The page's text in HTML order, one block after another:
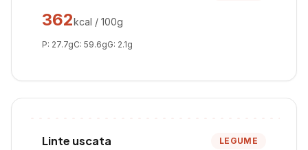
362kcal / 100g
P: 27.7gC: 59.6gG: 2.1g
Linte uscata LEGUME